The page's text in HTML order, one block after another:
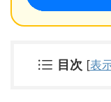
目次 [表